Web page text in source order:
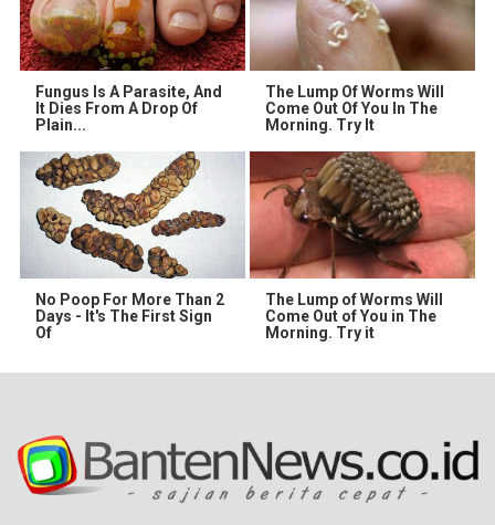
Fungus Is A Parasite, And
It Dies From A Drop Of
Plain...
The Lump Of Worms Will
Come Out Of You In The
Morning. Try It
No Poop For More Than 2
Days - It's The First Sign
Of
The Lump of Worms Will
Come Out of You in The
Morning. Try it